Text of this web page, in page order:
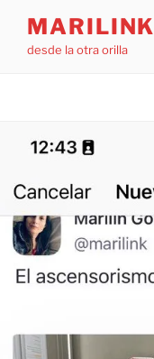
contenido
MARILINK
desde la otra orilla